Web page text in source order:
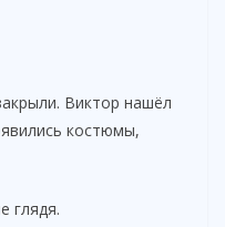
Виктор нашёл
костюмы,
глядя.